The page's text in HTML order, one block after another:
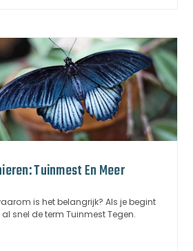
Tuinmest En Meer
is het belangrijk? Als je begint
snel de term Tuinmest Tegen.